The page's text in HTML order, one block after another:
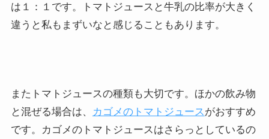
は１：１です。トマトジュースと牛乳の比率が大きく
違うと私もまずいなと感じることもあります。
またトマトジュースの種類も大切です。ほかの飲み物
と混ぜる場合は、
カゴメのトマトジュースがおすすめ
です。カゴメのトマトジュースはさらっとしているの